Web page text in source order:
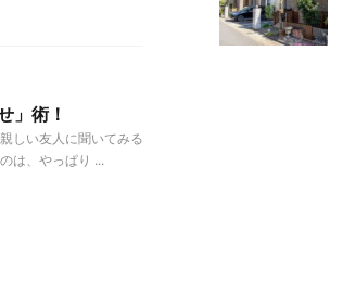
」術！
しい友人に聞いてみる
は、やっぱり ...